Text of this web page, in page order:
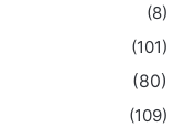
(8)
(101)
(80)
(109)